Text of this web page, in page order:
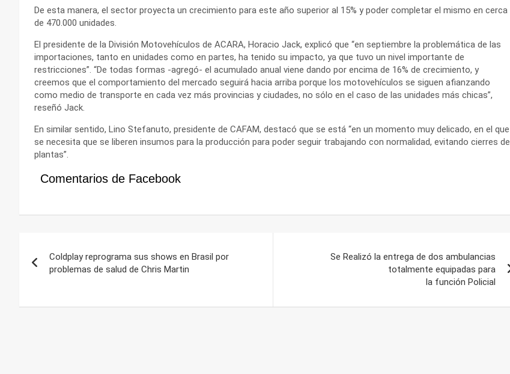
De esta manera, el sector proyecta un crecimiento para este año superior al 15% y poder completar el mismo en cerca
de 470.000 unidades.
El presidente de la División Motovehículos de ACARA, Horacio Jack, explicó que “en septiembre la problemática de las
importaciones, tanto en unidades como en partes, ha tenido su impacto, ya que tuvo un nivel importante de
restricciones”. “De todas formas -agregó- el acumulado anual viene dando por encima de 16% de crecimiento, y
creemos que el comportamiento del mercado seguirá hacia arriba porque los motovehículos se siguen afianzando
como medio de transporte en cada vez más provincias y ciudades, no sólo en el caso de las unidades más chicas”,
reseñó Jack.
En similar sentido, Lino Stefanuto, presidente de CAFAM, destacó que se está “en un momento muy delicado, en el que
se necesita que se liberen insumos para la producción para poder seguir trabajando con normalidad, evitando cierres de
plantas”.
Comentarios de Facebook
de
Coldplay reprograma sus shows en Brasil por
problemas de salud de Chris Martin
Se Realizó la entrega de dos ambulancias
totalmente equipadas para
la función Policial